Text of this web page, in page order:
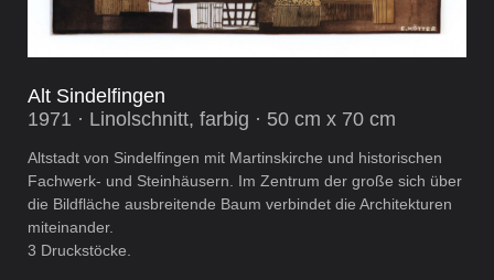
Alt Sindelfingen
1971 · Linolschnitt, farbig · 50 cm x 70 cm
Altstadt von Sindelfingen mit Martinskirche und historischen
Fachwerk- und Steinhäusern. Im Zentrum der große sich über
die Bildfläche ausbreitende Baum verbindet die Architekturen
miteinander.
3 Druckstöcke.